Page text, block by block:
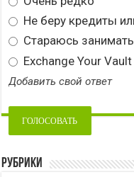
Не беру кредиты
Стараюсь
Exchange Your
Добавить свой ответ
Рубрики